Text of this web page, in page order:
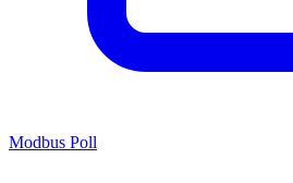
Modbus Poll